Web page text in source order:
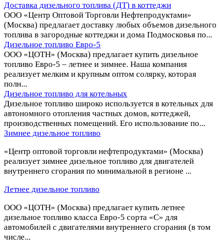
Доставка дизельного топлива (ДТ) в коттеджи
ООО «Центр Оптовой Торговли Нефтепродуктами»
(Москва) предлагает доставку любых объемов дизельного
топлива в загородные коттеджи и дома Подмосковья по...
Дизельное топливо Евро-5
ООО «ЦОТН» (Москва) предлагает купить дизельное
топливо Евро-5 – летнее и зимнее. Наша компания
реализует мелким и крупным оптом солярку, которая
полн...
Дизельное топливо для котельных
Дизельное топливо широко используется в котельных для
автономного отопления частных домов, коттеджей,
производственных помещений. Его использование по...
Зимнее дизельное топливо
«Центр оптовой торговли нефтепродуктами» (Москва)
реализует зимнее дизельное топливо для двигателей
внутреннего сгорания по минимальной в регионе ...
Летнее дизельное топливо
ООО «ЦОТН» (Москва) предлагает купить летнее
дизельное топливо класса Евро-5 сорта «С» для
автомобилей с двигателями внутреннего сгорания (в том
числе...